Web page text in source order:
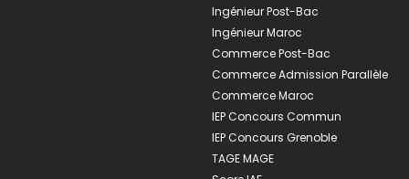
Ingénieur Post-Bac
Ingénieur Maroc
Commerce Post-Bac
Commerce Admission Parallèle
Commerce Maroc
IEP Concours Commun
IEP Concours Grenoble
TAGE MAGE